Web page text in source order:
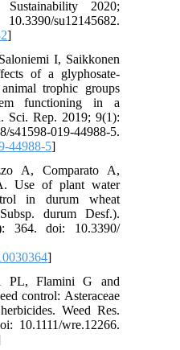
Sustainability 2020;
su12145682.
Saloniemi I, Saikkonen
of a glyphosate-
animal trophic groups
functioning in a
Sci. Rep. 2019; 9(1):
019-44988-5.
44988-5
A, Comparato A,
A. Use of plant water
in durum wheat
Subsp. durum Desf.).
364. doi: 10.3390/
PL, Flamini G and
control: Asteraceae
herbicides. Weed Res.
doi: 10.1111/wre.12266.